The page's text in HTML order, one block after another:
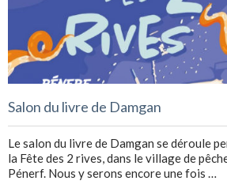
Salon du livre de Damgan
Le salon du livre de Damgan se déroule
la Fête des 2 rives, dans le village de
Pénerf. Nous y serons encore une fois …